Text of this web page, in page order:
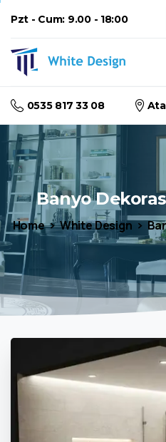
Pzt - Cum: 9.00 - 18:00
0535 817 33 08
Banyo
Home White Design